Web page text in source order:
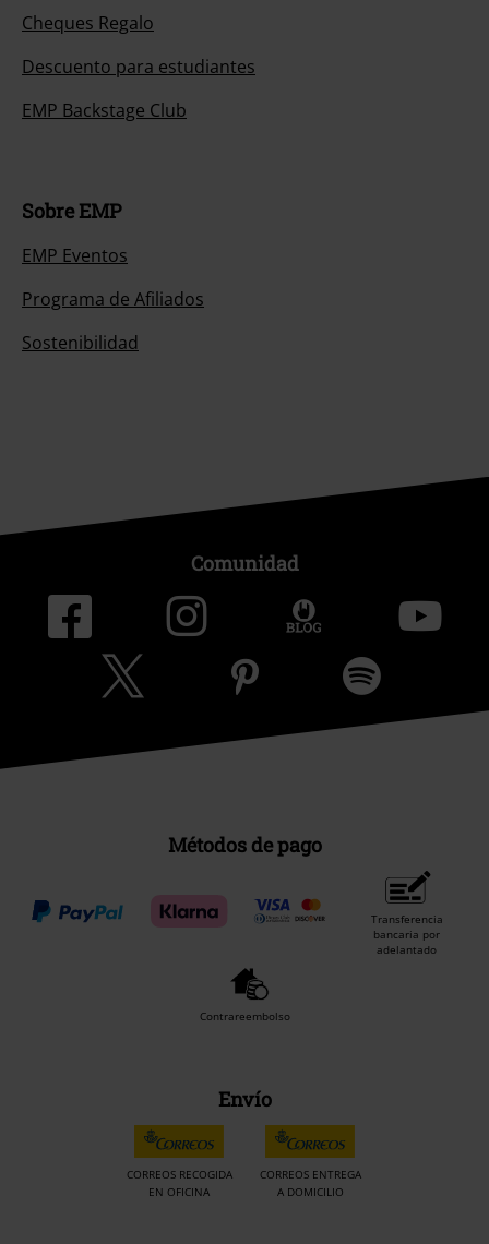
Cheques Regalo
Descuento para estudiantes
EMP Backstage Club
Sobre EMP
EMP Eventos
Programa de Afiliados
Sostenibilidad
Comunidad
Métodos de pago
Transferencia
bancaria por
adelantado
Contrareembolso
Envío
CORREOS RECOGIDA
EN OFICINA
CORREOS ENTREGA
A DOMICILIO